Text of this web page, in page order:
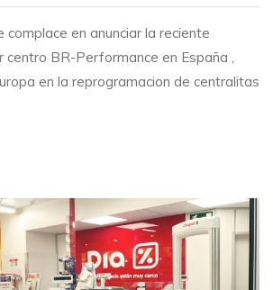
en anunciar la reciente
centro BR-Performance en España ,
en la reprogramacion de centralitas